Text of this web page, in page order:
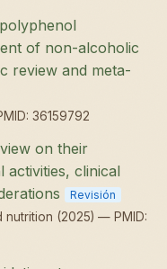
of non-alcoholic
review and meta-
36159792
on their
activities, clinical
Revisión
nutrition (2025) — PMID: